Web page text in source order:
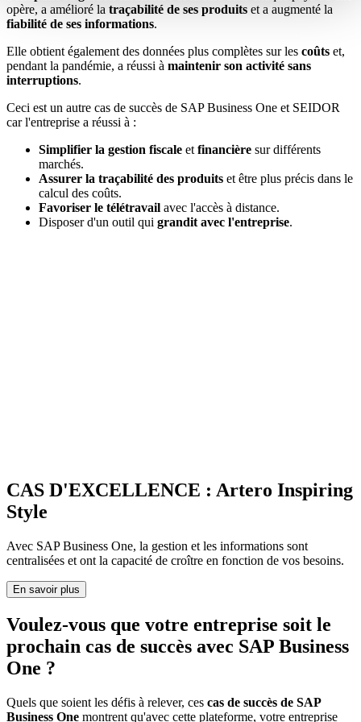
opère, a amélioré la traçabilité de ses produits et a augmenté la
fiabilité de ses informations.
Elle obtient également des données plus complètes sur les coûts et,
pendant la pandémie, a réussi à maintenir son activité sans
interruptions.
Ceci est un autre cas de succès de SAP Business One et SEIDOR
car l'entreprise a réussi à :
Simplifier la gestion fiscale et financière sur différents
marchés.
Assurer la traçabilité des produits et être plus précis dans le
calcul des coûts.
Favoriser le télétravail avec l'accès à distance.
Disposer d'un outil qui grandit avec l'entreprise.
CAS D'EXCELLENCE : Artero Inspiring
Style
Avec SAP Business One, la gestion et les informations sont
centralisées et ont la capacité de croître en fonction de vos besoins.
En savoir plus
Voulez-vous que votre entreprise soit le
prochain cas de succès avec SAP Business
One ?
Quels que soient les défis à relever, ces cas de succès de SAP
Business One montrent qu'avec cette plateforme, votre entreprise